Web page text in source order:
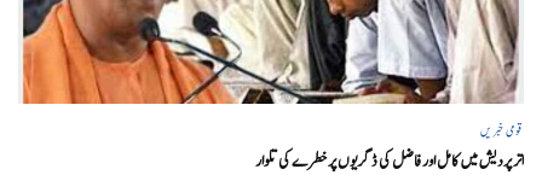
قومی خبریں
اتر پردیش میں کامل اور فاضل کی ڈگریوں پر خطرے کی تلوار